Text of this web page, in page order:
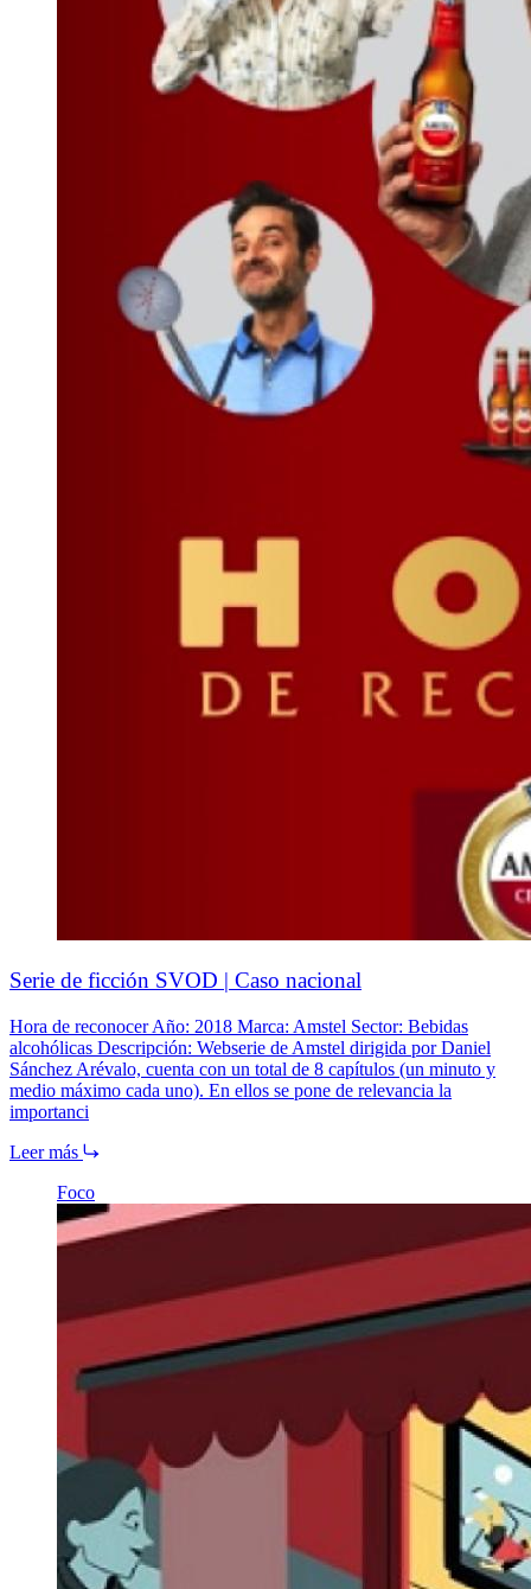
Serie de ficción SVOD | Caso nacional
Hora de reconocer Año: 2018 Marca: Amstel Sector: Bebidas
alcohólicas Descripción: Webserie de Amstel dirigida por Daniel
Sánchez Arévalo, cuenta con un total de 8 capítulos (un minuto y
medio máximo cada uno). En ellos se pone de relevancia la
importanci
Leer más
Foco